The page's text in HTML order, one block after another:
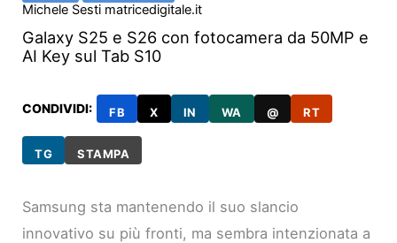
Michele Sesti matricedigitale.it
Galaxy S25 e S26 con fotocamera da 50MP e
AI Key sul Tab S10
CONDIVIDI: FB X IN WA @ RT
TG STAMPA
Samsung sta mantenendo il suo slancio
innovativo su più fronti, ma sembra intenzionata a